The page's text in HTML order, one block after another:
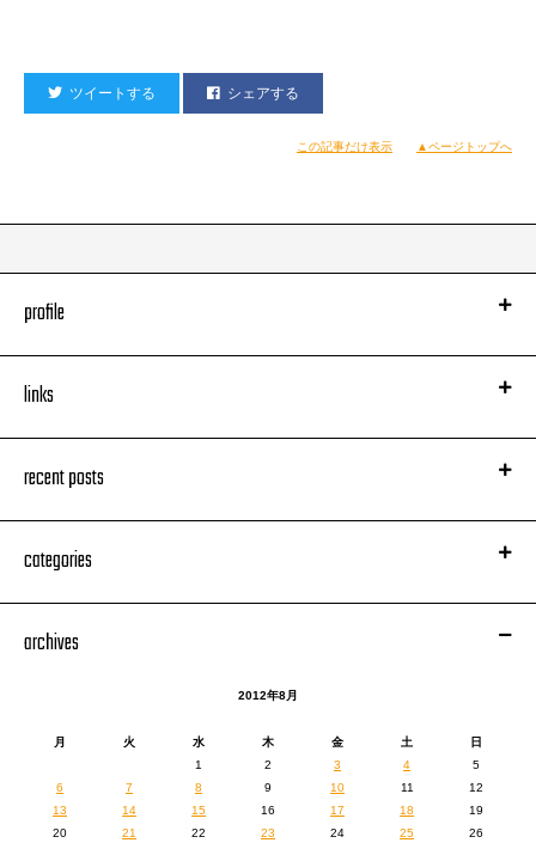
ツイートする シェアする
この記事だけ表示 ▲ページトップへ
profile
links
recent posts
categories
archives
2012年8月
月 火 水 木 金 土
日
1
2 3 4
5
6
7 8 9 10 11
12
13
14 15 16 17 18
19
20
21 22 23 24 25
26